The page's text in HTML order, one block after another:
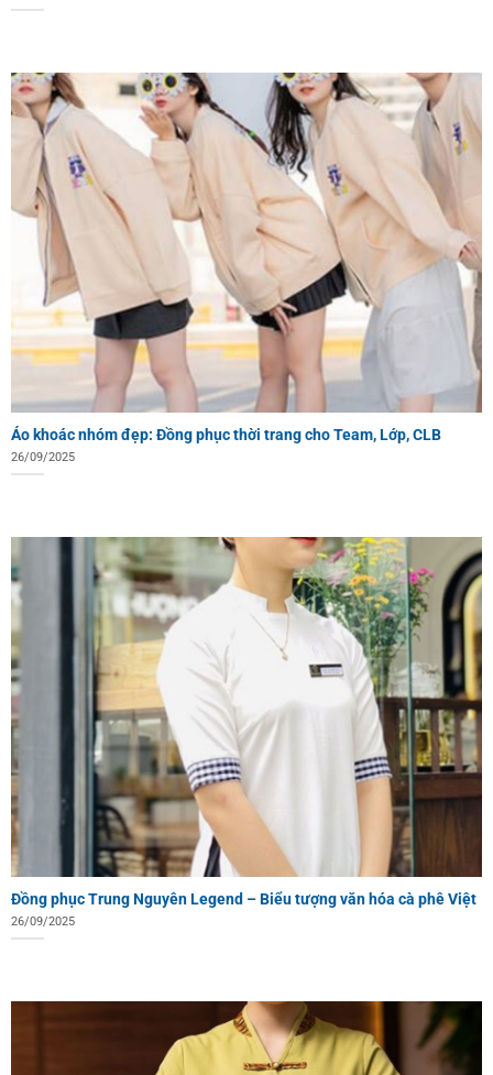
Áo khoác nhóm đẹp: Đồng phục thời trang cho Team, Lớp, CLB
26/09/2025
Đồng phục Trung Nguyên Legend – Biểu tượng văn hóa cà phê Việt
26/09/2025